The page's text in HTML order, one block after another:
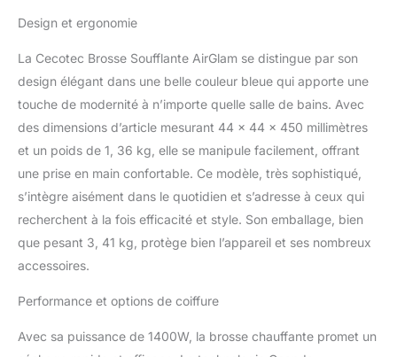
Technologie Coanda :
l'air du styler suit la
surface des deux
rouleaux de bouclage,
enveloppant les cheveux
autour du styler et créant
des boucles parfaites
sans effort. Le styler est
recouvertes de
céramique et de kératine
donnant force et
surchauffer vos cheveux
Design et ergonomie
La Cecotec Brosse Soufflante AirGlam se distingue par son
design élégant dans une belle couleur bleue qui apporte une
touche de modernité à n’importe quelle salle de bains. Avec
des dimensions d’article mesurant 44 x 44 x 450 millimètres
et un poids de 1, 36 kg, elle se manipule facilement, offrant
une prise en main confortable. Ce modèle, très sophistiqué,
s’intègre aisément dans le quotidien et s’adresse à ceux qui
recherchent à la fois efficacité et style. Son emballage, bien
que pesant 3, 41 kg, protège bien l’appareil et ses nombreux
accessoires.
Performance et options de coiffure
Avec sa puissance de 1400W, la brosse chauffante promet un